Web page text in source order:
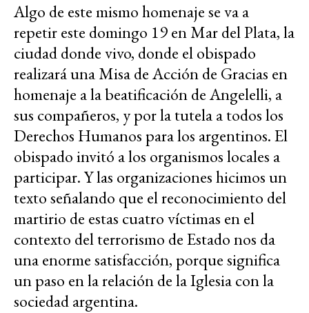
Algo de este mismo homenaje se va a
repetir este domingo 19 en Mar del Plata, la
ciudad donde vivo, donde el obispado
realizará una Misa de Acción de Gracias en
homenaje a la beatificación de Angelelli, a
sus compañeros, y por la tutela a todos los
Derechos Humanos para los argentinos. El
obispado invitó a los organismos locales a
participar. Y las organizaciones hicimos un
texto señalando que el reconocimiento del
martirio de estas cuatro víctimas en el
contexto del terrorismo de Estado nos da
una enorme satisfacción, porque significa
un paso en la relación de la Iglesia con la
sociedad argentina.